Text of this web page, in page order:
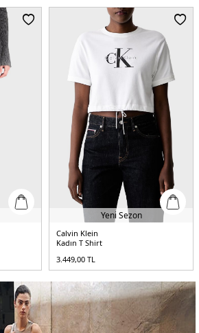
Fred Perry
Erkek Polo Yaka T-shirt
6.849,00 TL